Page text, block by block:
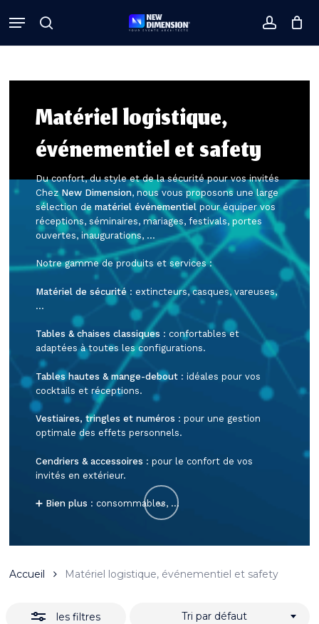
to
main
search
Menu
Cart Close
Cart
Matériel logistique,
événementiel et safety
Du confort, du style et de la sécurité pour vos invités
ChezNew Dimension, nous vous proposons une large
sélection de matériel événementielpour équiper vos
réceptions, séminaires, mariages, festivals, portes
ouvertes, inaugurations, …
Notre gamme de produits et services :
Matériel de sécurité: extincteurs, casques, vareuses,
…
Tables & chaises classiques : confortables et
adaptées à toutes les configurations.
Tables hautes & mange-debout: idéales pour vos
cocktails et réceptions.
Vestiaires, tringles et numéros : pour une gestion
optimale des effets personnels.
Cendriers & accessoires : pour le confort de vos
invités en extérieur.
➕ Bien plus : consommables, …
Accueil Matériel logistique, événementiel et safety
les filtres Tri par défaut
Close
Filters